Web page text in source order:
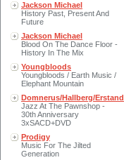
Jackson Michael
History Past, Present And
Future
Jackson Michael
Blood On The Dance Floor -
History In The Mix
Youngbloods
Youngbloods / Earth Music /
Elephant Mountain
Domnerus/Hallberg/Erstand
Jazz At The Pawnshop -
30th Anniversary
3xSACD+DVD
Prodigy
Music For The Jilted
Generation